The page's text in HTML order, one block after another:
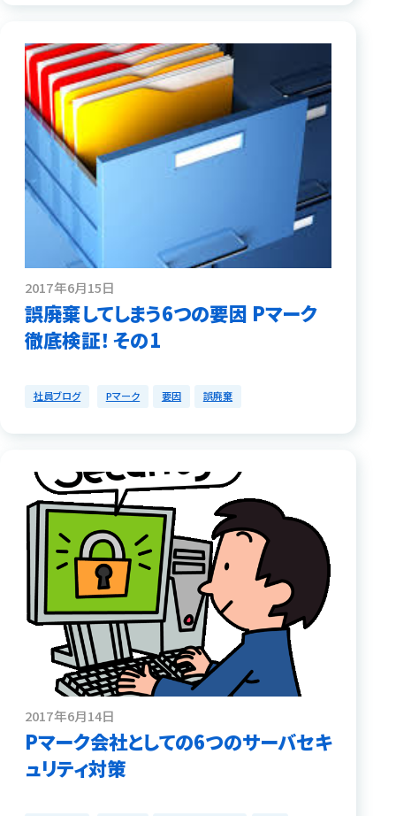
2017年6月15日
誤廃棄してしまう6つの要因 Pマーク
徹底検証！ その1
社員ブログ Pマーク 要因 誤廃棄
2017年6月14日
Pマーク会社としての6つのサーバセキ
ュリティ対策